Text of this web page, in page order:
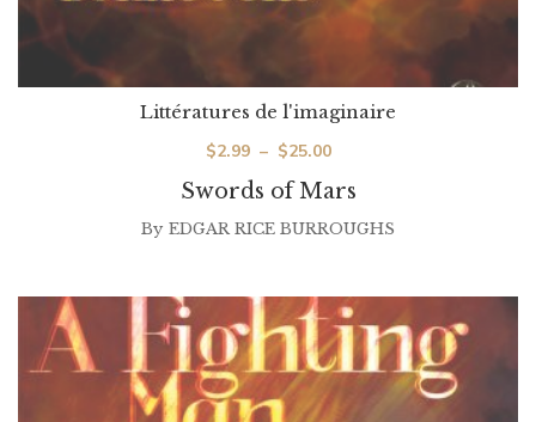
Swords of Mars
Littératures de l'imaginaire
$2.99 – $25.00Plage
de
$25.00
By EDGAR RICE BURROUGHS